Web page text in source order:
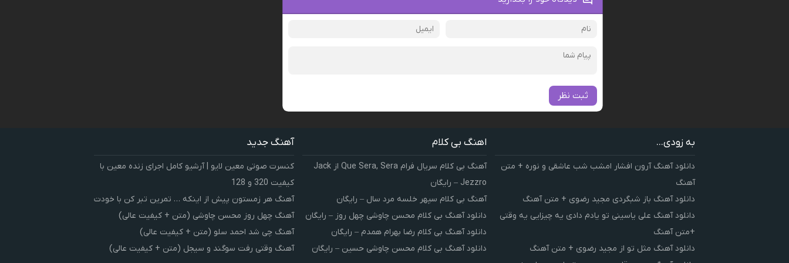
ثبت نظر
به زودی...
دانلود آهنگ آرون افشار امشب شب عاشقی و نوره + متن
آهنگ
دانلود آهنگ باز شبگردی مجید رضوی + متن آهنگ
دانلود آهنگ علی یاسینی تو یادم دادی یه چیزایی یه وقتی
+متن آهنگ
دانلود آهنگ مثل تو از مجید رضوی + متن آهنگ
اهنگ بی کلام
آهنگ بی کلام سریال فرام Que Sera, Sera از Jack
Jezzro – رایگان
آهنگ بی کلام سپهر خلسه مرد سال – رایگان
دانلود آهنگ بی کلام محسن چاوشی چهل روز – رایگان
دانلود آهنگ بی کلام رضا بهرام همدم – رایگان
دانلود آهنگ بی کلام محسن چاوشی حسین – رایگان
آهنگ جدید
کنسرت صوتی معین لایو | آرشیو کامل اجرای زنده معین با
کیفیت 320 و 128
آهنگ هر زمستون پیش از اینکه … تمرین تبر کن با خودت
آهنگ چهل روز محسن چاوشی (متن + کیفیت عالی)
آهنگ چی شد احمد سلو (متن + کیفیت عالی)
آهنگ وقتی رفت سوگند و سیجل (متن + کیفیت عالی)